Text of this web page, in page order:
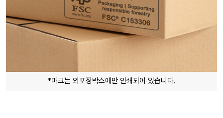
*마크는 외포장박스에만 인쇄되어 있습니다.